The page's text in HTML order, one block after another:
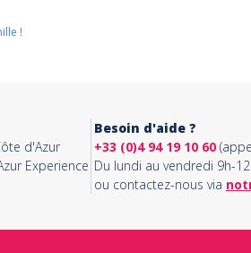
!
d'Azur
Experience
Besoin d'aide ?
+33 (0)4 94 19 10 60
Du lundi au vendredi 9h-
ou contactez-nous via